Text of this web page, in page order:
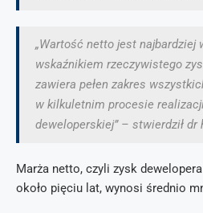
„Wartość netto jest najbardziej
wskaźnikiem rzeczywistego
zawiera pełen zakres
w kilkuletnim procesie
deweloperskiej” – stwierdził dr
Marża netto, czyli zysk
około pięciu lat, wynosi średnio